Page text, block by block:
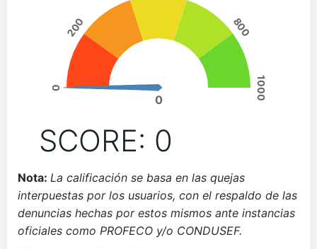
0
200 800
1000
0
SCORE: 0
Nota: La calificación se basa en las quejas
interpuestas por los usuarios, con el respaldo de las
denuncias hechas por estos mismos ante instancias
oficiales como PROFECO y/o CONDUSEF.